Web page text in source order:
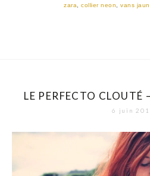
zara
collier neon vans
LE PERFECTO CLOUTÉ
6 juin